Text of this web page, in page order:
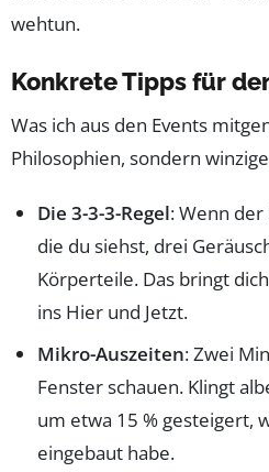
wehtun.
Konkrete Tipps für
Was ich aus den Events
Philosophien, sondern
Die 3-3-3-Regel: Wenn
die du siehst, drei
Körperteile. Das bringt
ins Hier und Jetzt.
Mikro-Auszeiten: Zwei
Fenster schauen. Klingt
um etwa 15 % gesteigert,
eingebaut habe.